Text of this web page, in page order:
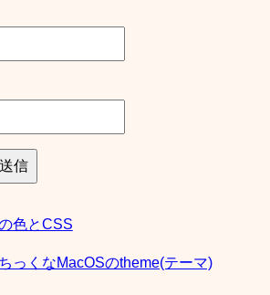
色とCSS
っくなMacOSのtheme(テーマ)